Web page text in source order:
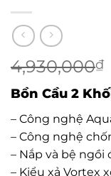
4,930,000₫
Bồn Cầu 2
– Công nghệ
– Công nghệ
– Nắp và bệ ngồi
– Kiểu xả Vortex